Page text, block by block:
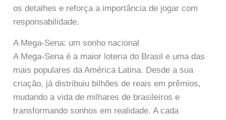
os detalhes e reforça a importância de jogar com
responsabilidade.
A Mega-Sena: um sonho nacional
A Mega-Sena é a maior loteria do Brasil e uma das
mais populares da América Latina. Desde a sua
criação, já distribuiu bilhões de reais em prêmios,
mudando a vida de milhares de brasileiros e
transformando sonhos em realidade. A cada